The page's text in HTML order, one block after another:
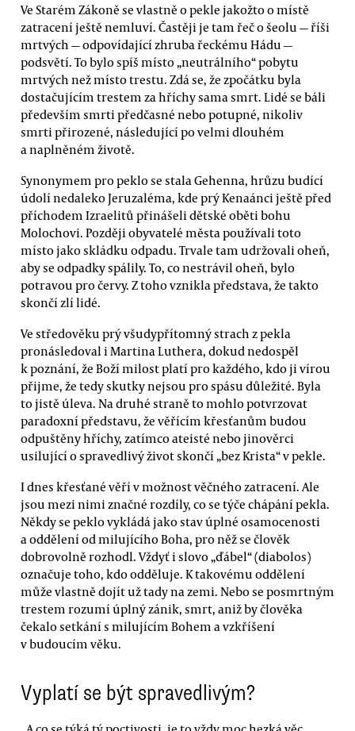
Ve Starém Zákoně se vlastně o pekle jakožto o místě
zatracení ještě nemluví. Častěji je tam řeč o šeolu — říši
mrtvých — odpovídající zhruba řeckému Hádu —
podsvětí. To bylo spíš místo „neutrálního“ pobytu
mrtvých než místo trestu. Zdá se, že zpočátku byla
dostačujícím trestem za hříchy sama smrt. Lidé se báli
především smrti předčasné nebo potupné, nikoliv
smrti přirozené, následující po velmi dlouhém
a naplněném životě.
Synonymem pro peklo se stala Gehenna, hrůzu budící
údolí nedaleko Jeruzaléma, kde prý Kenaánci ještě před
příchodem Izraelitů přinášeli dětské oběti bohu
Molochovi. Později obyvatelé města používali toto
místo jako skládku odpadu. Trvale tam udržovali oheň,
aby se odpadky spálily. To, co nestrávil oheň, bylo
potravou pro červy. Z toho vznikla představa, že takto
skončí zlí lidé.
Ve středověku prý všudypřítomný strach z pekla
pronásledoval i Martina Luthera, dokud nedospěl
k poznání, že Boží milost platí pro každého, kdo ji vírou
přijme, že tedy skutky nejsou pro spásu důležité. Byla
to jistě úleva. Na druhé straně to mohlo potvrzovat
paradoxní představu, že věřícím křesťanům budou
odpuštěny hříchy, zatímco ateisté nebo jinověrci
usilující o spravedlivý život skončí „bez Krista“ v pekle.
I dnes křesťané věří v možnost věčného zatracení. Ale
jsou mezi nimi značné rozdíly, co se týče chápání pekla.
Někdy se peklo vykládá jako stav úplné osamocenosti
a oddělení od milujícího Boha, pro něž se člověk
dobrovolně rozhodl. Vždyť i slovo „ďábel“ (diabolos)
označuje toho, kdo odděluje. K takovému oddělení
může vlastně dojít už tady na zemi. Nebo se posmrtným
trestem rozumí úplný zánik, smrt, aniž by člověka
čekalo setkání s milujícím Bohem a vzkříšení
v budoucím věku.
Vyplatí se být spravedlivým?